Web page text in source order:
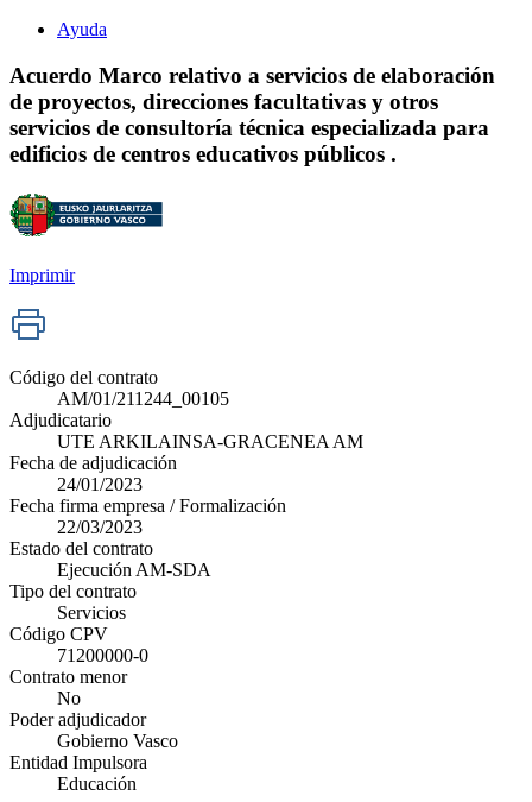
Ayuda
Acuerdo Marco relativo a servicios de elaboración
de proyectos, direcciones facultativas y otros
servicios de consultoría técnica especializada para
edificios de centros educativos públicos .
Imprimir
Código del contrato
AM/01/211244_00105
Adjudicatario
UTE ARKILAINSA-GRACENEA AM
Fecha de adjudicación
24/01/2023
Fecha firma empresa / Formalización
22/03/2023
Estado del contrato
Ejecución AM-SDA
Tipo del contrato
Servicios
Código CPV
71200000-0
Contrato menor
No
Poder adjudicador
Gobierno Vasco
Entidad Impulsora
Educación